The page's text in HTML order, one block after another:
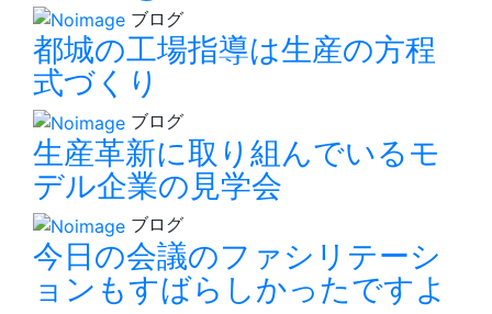
ブログ
都城の工場指導は生産の方程
式づくり
ブログ
生産革新に取り組んでいるモ
デル企業の見学会
ブログ
今日の会議のファシリテーシ
ョンもすばらしかったですよ